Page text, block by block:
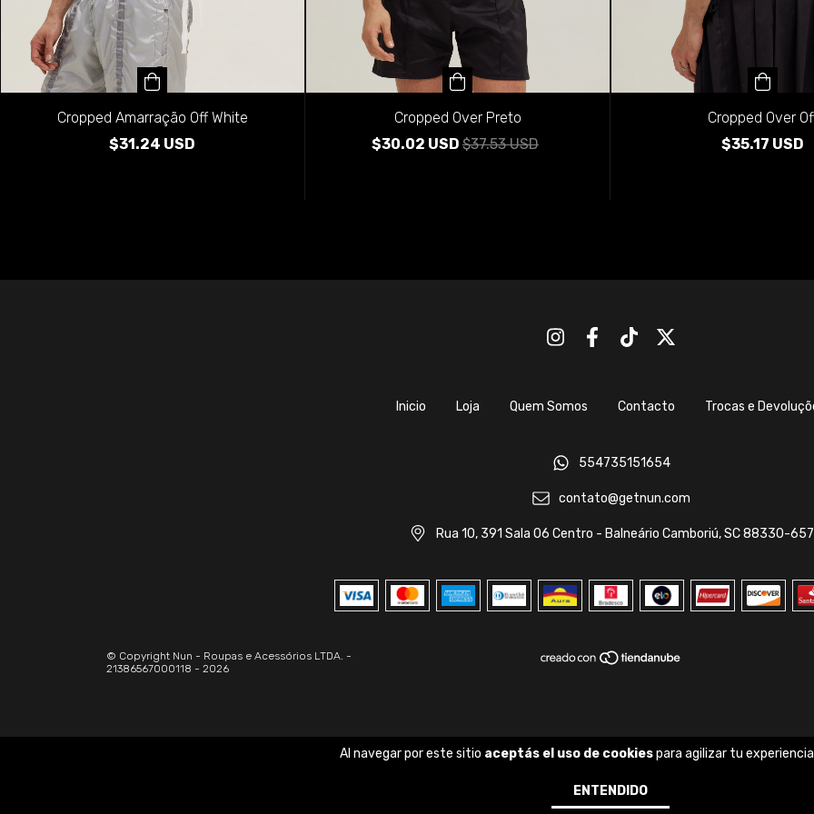
Al navegar por este sitio aceptás el uso de cookiespara agilizar tu
ENTENDIDO
Cropped Amarração Off White
$31.24 USD
Cropped Over Preto
$30.02 USD $37.53 USD
Cropped Over
$35.17 USD
Inicio Loja Quem Somos Contacto Trocas e
554735151654
contato@getnun.com
Rua 10, 391 Sala 06 Centro - Balneário Camboriú, SC 88330-657
© Copyright Nun - Roupas e Acessórios LTDA. -
21386567000118 - 2026